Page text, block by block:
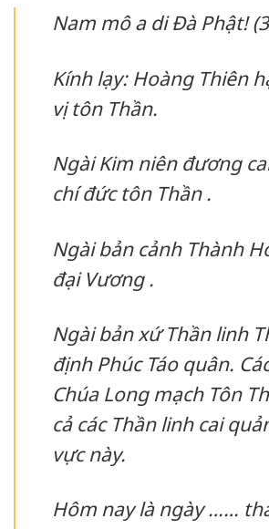
Nam mô a di Đà Phật!
Kính lạy: Hoàng Thiên
vị tôn Thần.
Ngài Kim niên đương
chí đức tôn Thần .
Ngài bản cảnh Thành
đại Vương .
Ngài bản xứ Thần linh
định Phúc Táo quân.
Chúa Long mạch Tôn
cả các Thần linh cai
vực này.
Hôm nay là ngày ……